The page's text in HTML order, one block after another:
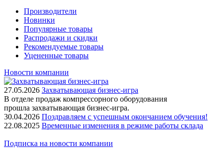
Производители
Новинки
Популярные товары
Распродажи и скидки
Рекомендуемые товары
Уцененные товары
Новости компании
27.05.2026 Захватывающая бизнес-игра
В отделе продаж компрессорного оборудования
прошла захватывающая бизнес-игра.
30.04.2026 Поздравляем с успешным окончанием обучения!
22.08.2025 Временные изменения в режиме работы склада
Подписка на новости компании